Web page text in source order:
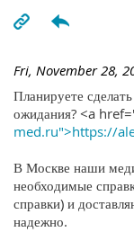
Fri, November 28,
Планируете
ожидания? <a
med.ru">https://
В Москве наши
необходимые
справки) и
надежно.